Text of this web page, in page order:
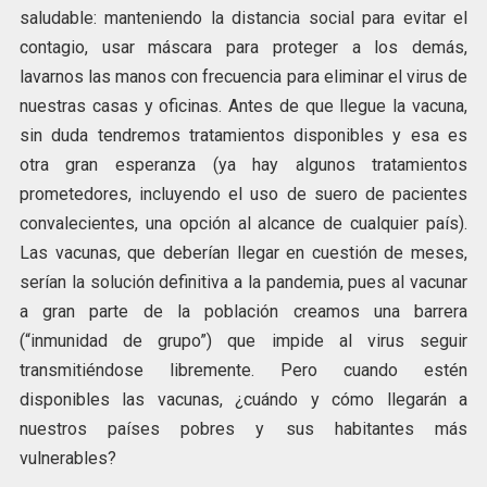
saludable: manteniendo la distancia social para evitar el
contagio, usar máscara para proteger a los demás,
lavarnos las manos con frecuencia para eliminar el virus de
nuestras casas y oficinas. Antes de que llegue la vacuna,
sin duda tendremos tratamientos disponibles y esa es
otra gran esperanza (ya hay algunos tratamientos
prometedores, incluyendo el uso de suero de pacientes
convalecientes, una opción al alcance de cualquier país).
Las vacunas, que deberían llegar en cuestión de meses,
serían la solución definitiva a la pandemia, pues al vacunar
a gran parte de la población creamos una barrera
(“inmunidad de grupo”) que impide al virus seguir
transmitiéndose libremente. Pero cuando estén
disponibles las vacunas, ¿cuándo y cómo llegarán a
nuestros países pobres y sus habitantes más
vulnerables?